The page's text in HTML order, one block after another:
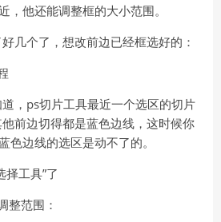
，他还能调整框的大小范围。
几个了，想改前边已经框选好的：
，ps切片工具最近一个选区的切片
前边切得都是蓝色边线，这时候你
色边线的选区是动不了的。
择工具”了
整范围：